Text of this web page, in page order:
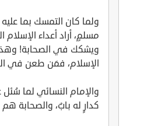
ولما كان التمسك بما
مسلمٍ، أراد أعداء
ويشكك في الصحابة! وهذا
الإسلام، فمَن طعن في
والإمام النسائي لما
كدارٍ له بابٌ، والصحابة